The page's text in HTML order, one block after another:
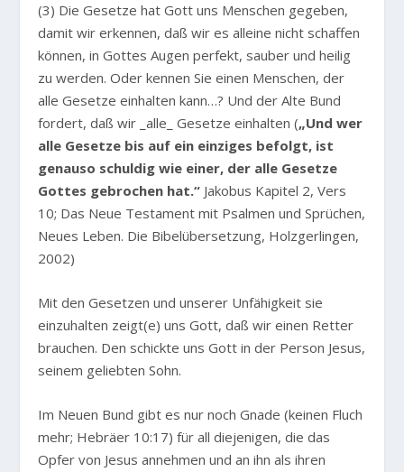
(3) Die Gesetze hat Gott uns Menschen gegeben,
damit wir erkennen, daß wir es alleine nicht schaffen
können, in Gottes Augen perfekt, sauber und heilig
zu werden. Oder kennen Sie einen Menschen, der
alle Gesetze einhalten kann…? Und der Alte Bund
fordert, daß wir _alle_ Gesetze einhalten („Und wer
alle Gesetze bis auf ein einziges befolgt, ist
genauso schuldig wie einer, der alle Gesetze
Gottes gebrochen hat.“ Jakobus Kapitel 2, Vers
10; Das Neue Testament mit Psalmen und Sprüchen,
Neues Leben. Die Bibelübersetzung, Holzgerlingen,
2002)
Mit den Gesetzen und unserer Unfähigkeit sie
einzuhalten zeigt(e) uns Gott, daß wir einen Retter
brauchen. Den schickte uns Gott in der Person Jesus,
seinem geliebten Sohn.
Im Neuen Bund gibt es nur noch Gnade (keinen Fluch
mehr; Hebräer 10:17) für all diejenigen, die das
Opfer von Jesus annehmen und an ihn als ihren